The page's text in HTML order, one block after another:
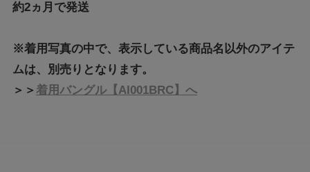
約2ヵ月で発送
※着用写真の中で、表示している商品名以外のアイテ
ムは、別売りとなります。
＞＞着用バングル【AI001BRC】へ